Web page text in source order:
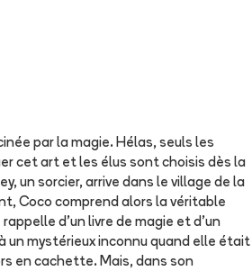
par la magie. Hélas, seuls les
cet art et les élus sont choisis dès la
un sorcier, arrive dans le village de la
Coco comprend alors la véritable
d'un livre de magie et d'un
un mystérieux inconnu quand elle était
en cachette. Mais, dans son